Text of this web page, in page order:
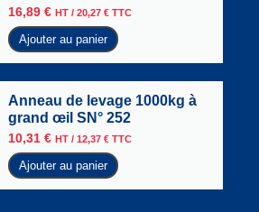
16,89 € HT / 20,27 € TTC
Ajouter au panier
Anneau de levage 1000kg à
grand œil SN° 252
10,31 € HT / 12,37 € TTC
Ajouter au panier